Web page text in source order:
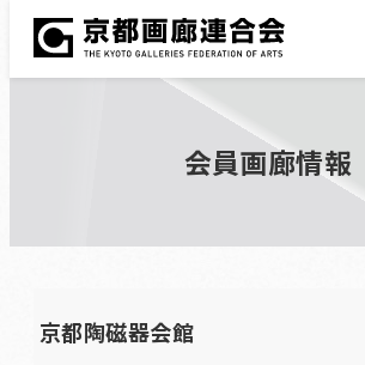
会員画廊情報
京都陶磁器会館